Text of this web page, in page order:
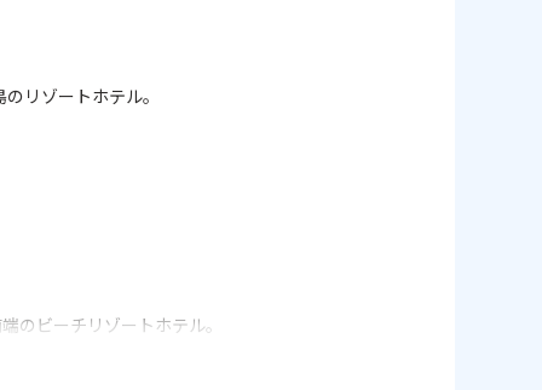
リゾートホテル。
のビーチリゾートホテル。